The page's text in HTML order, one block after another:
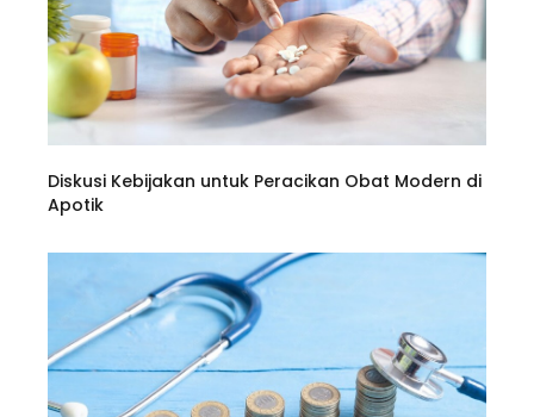
Diskusi Kebijakan untuk Peracikan Obat Modern di
Apotik